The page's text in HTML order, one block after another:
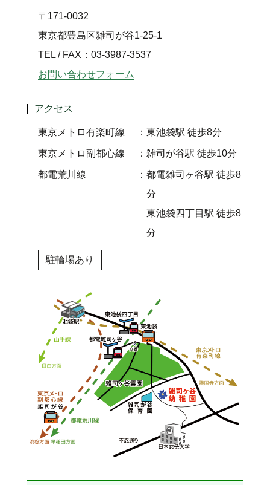
〒171-0032
東京都豊島区雑司が谷1-25-1
TEL / FAX：03-3987-3537
お問い合わせフォーム
アクセス
東京メトロ有楽町線 東池袋駅 徒歩8分
東京メトロ副都心線 雑司が谷駅 徒歩10分
都電荒川線
都電雑司ヶ谷駅 徒歩8
分
東池袋四丁目駅 徒歩8
分
駐輪場あり